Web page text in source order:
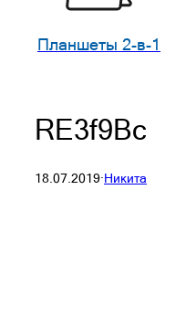
Планшеты 2-в-1
RE3f9Bc
18.07.2019·Никита